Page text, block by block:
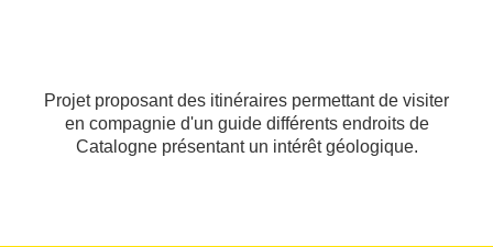
Projet proposant des itinéraires permettant de visiter
en compagnie d'un guide différents endroits de
Catalogne présentant un intérêt géologique.